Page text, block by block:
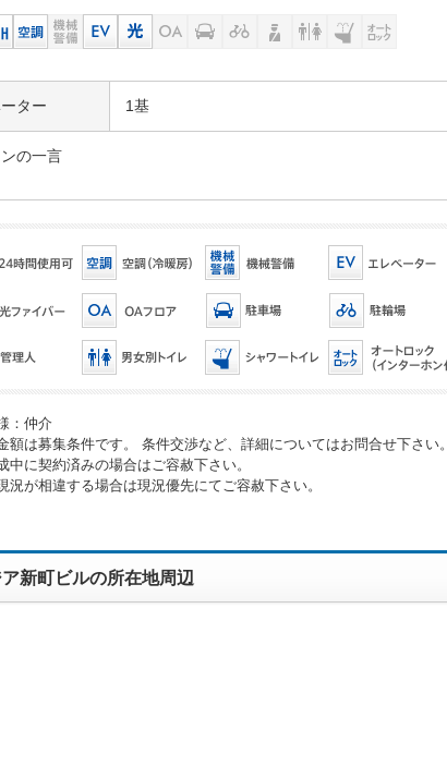
ター 1基
の一言
：仲介
は募集条件です。 条件交渉など、詳細についてはお問合せ下さい。
に契約済みの場合はご容赦下さい。
が相違する場合は現況優先にてご容赦下さい。
新町ビルの所在地周辺